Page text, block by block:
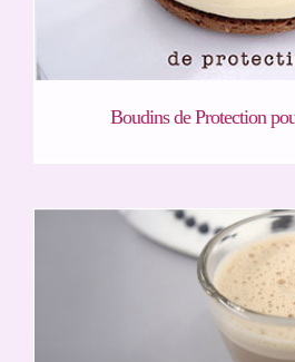
Boudins de Protection